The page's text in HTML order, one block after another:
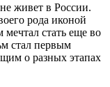
живет в России.
рода иконой
стать еще во
стал первым
о разных этапах